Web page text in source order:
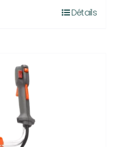
Détails